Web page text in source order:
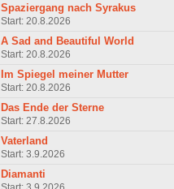
Spaziergang nach Syrakus
Start: 20.8.2026
A Sad and Beautiful World
Start: 20.8.2026
Im Spiegel meiner Mutter
Start: 20.8.2026
Das Ende der Sterne
Start: 27.8.2026
Vaterland
Start: 3.9.2026
Diamanti